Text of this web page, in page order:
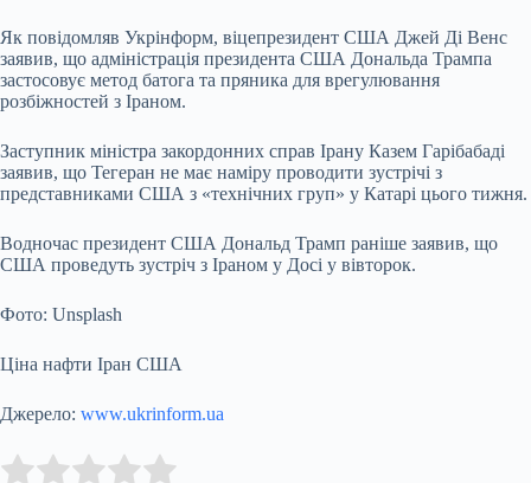
Як повідомляв Укрінформ, віцепрезидент США Джей Ді Венс
заявив, що адміністрація президента США Дональда Трампа
застосовує метод батога та пряника для врегулювання
розбіжностей з Іраном.
Заступник міністра закордонних справ Ірану Казем Гарібабаді
заявив, що Тегеран не має наміру проводити зустрічі з
представниками США з «технічних груп» у Катарі цього тижня.
Водночас президент США Дональд Трамп раніше заявив, що
США проведуть зустріч з Іраном у Досі у вівторок.
Фото: Unsplash
Ціна нафти Іран США
Джерело: www.ukrinform.ua
Rate this item: